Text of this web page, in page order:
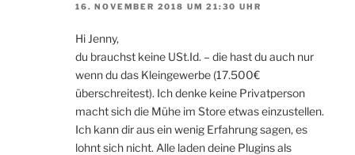
16. NOVEMBER 2018 UM 21:30 UHR
Hi Jenny,
du brauchst keine USt.Id. – die hast du auch nur
wenn du das Kleingewerbe (17.500€
überschreitest). Ich denke keine Privatperson
macht sich die Mühe im Store etwas einzustellen.
Ich kann dir aus ein wenig Erfahrung sagen, es
lohnt sich nicht. Alle laden deine Plugins als